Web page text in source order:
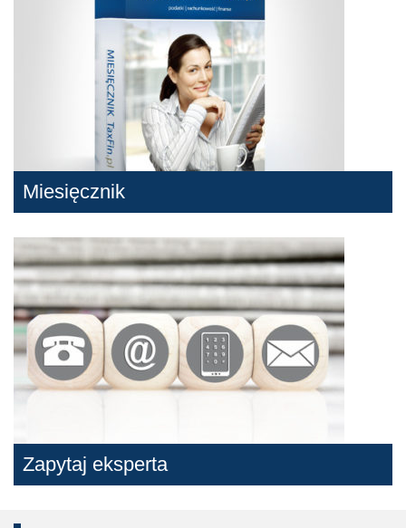
Miesięcznik
Zapytaj eksperta